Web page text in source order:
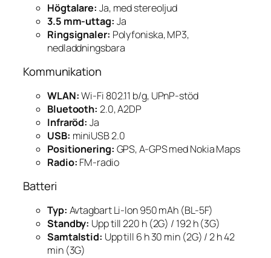
Högtalare: Ja, med stereoljud
3.5 mm-uttag: Ja
Ringsignaler: Polyfoniska, MP3,
nedladdningsbara
Kommunikation
WLAN:Wi-Fi 802.11 b/g, UPnP-stöd
Bluetooth: 2.0, A2DP
Infraröd: Ja
USB: miniUSB 2.0
Positionering: GPS, A-GPS med Nokia Maps
Radio: FM-radio
Batteri
Typ: Avtagbart Li-Ion 950 mAh (BL-5F)
Standby: Upp till 220 h (2G) / 192 h (3G)
Samtalstid: Upp till 6 h 30 min (2G) / 2 h 42
min (3G)